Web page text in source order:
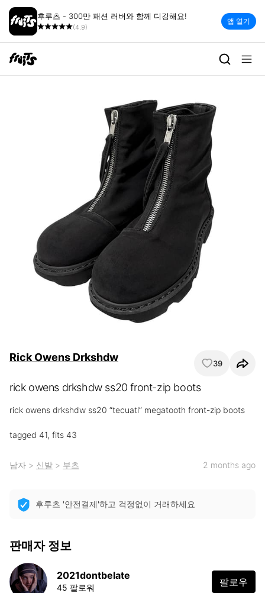
후루츠 - 300만 패션 러버와 함께 디깅해요!
(4.9)
앱 열기
Rick Owens Drkshdw 39
rick owens drkshdw ss20 front-zip boots
rick owens drkshdw ss20 “tecuatl” megatooth front-zip boots
tagged 41, fits 43
남자 > 신발 > 부츠 2 months ago
후루츠 '안전결제'하고 걱정없이 거래하세요
판매자 정보
2021dontbelate
45 팔로워 팔로우